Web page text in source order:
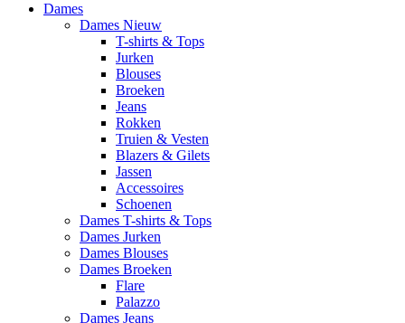
Dames
Dames Nieuw
T-shirts & Tops
Jurken
Blouses
Broeken
Jeans
Rokken
Truien & Vesten
Blazers & Gilets
Jassen
Accessoires
Schoenen
Dames T-shirts & Tops
Dames Jurken
Dames Blouses
Dames Broeken
Flare
Palazzo
Dames Jeans